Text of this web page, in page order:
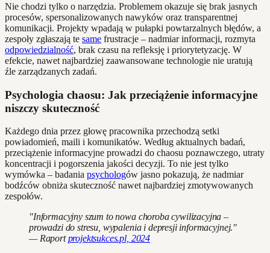
Nie chodzi tylko o narzędzia. Problemem okazuje się brak jasnych
procesów, spersonalizowanych nawyków oraz transparentnej
komunikacji. Projekty wpadają w pułapki powtarzalnych błędów, a
zespoły zgłaszają te same frustracje – nadmiar informacji, rozmyta
odpowiedzialność, brak czasu na refleksję i priorytetyzację. W
efekcie, nawet najbardziej zaawansowane technologie nie uratują
źle zarządzanych zadań.
Psychologia chaosu: Jak przeciążenie informacyjne
niszczy skuteczność
Każdego dnia przez głowę pracownika przechodzą setki
powiadomień, maili i komunikatów. Według aktualnych badań,
przeciążenie informacyjne prowadzi do chaosu poznawczego, utraty
koncentracji i pogorszenia jakości decyzji. To nie jest tylko
wymówka – badania psychologów jasno pokazują, że nadmiar
bodźców obniża skuteczność nawet najbardziej zmotywowanych
zespołów.
"Informacyjny szum to nowa choroba cywilizacyjna –
prowadzi do stresu, wypalenia i depresji informacyjnej."
— Raportprojektsukces.pl, 2024